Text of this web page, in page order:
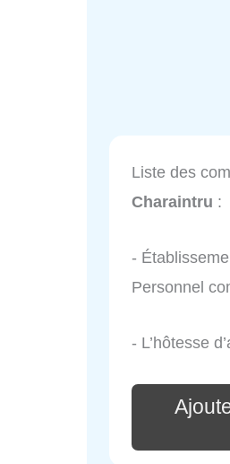
Liste des
Charaintru :
-
Personnel
- L’hôtesse